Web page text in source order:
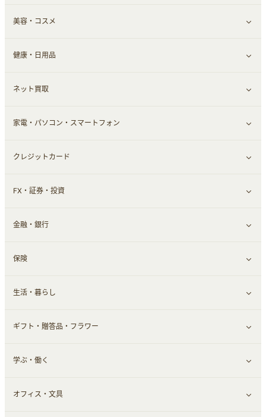
ファッション
インナー・下着
スーツ・フォーマル
すべて見る
グルメ
お酒
食材宅配
ウォーターサーバー
美容・コスメ
すべて見る
ヘアケア
エステ・サロン
メンズ美容
健康・日用品
すべて見る
スポーツ・フィットネス
日用品・薬局・からだ
ネット買取
すべて見る
ネット買取
家電・パソコン・スマートフォン
すべて見る
家電・パソコン・ソフトウェア
通信・レンタルサーバー
スマホ・携帯電話・SIM
定額制有料コンテンツ
クレジットカード
すべて見る
クレジットカード
FX・証券・投資
すべて見る
証券
仮想通貨
その他投資
金融・銀行
銀行・ネット銀行
キャッシング・ローン
その他金融
保険
すべて見る
保険相談・面談
生活・暮らし
すべて見る
住まい・暮らし
不動産
ギフト・贈答品・フラワー
すべて見る
ギフト・贈答品
学ぶ・働く
すべて見る
オフィス・文具